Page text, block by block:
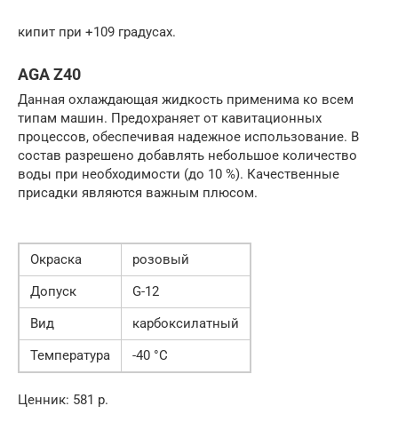
кипит при +109 градусах.
AGA Z40
Данная охлаждающая жидкость применима ко всем
типам машин. Предохраняет от кавитационных
процессов, обеспечивая надежное использование. В
состав разрешено добавлять небольшое количество
воды при необходимости (до 10 %). Качественные
присадки являются важным плюсом.
Окраска
розовый
Допуск
G-12
Вид
карбоксилатный
Температура
-40 °C
Ценник: 581 р.